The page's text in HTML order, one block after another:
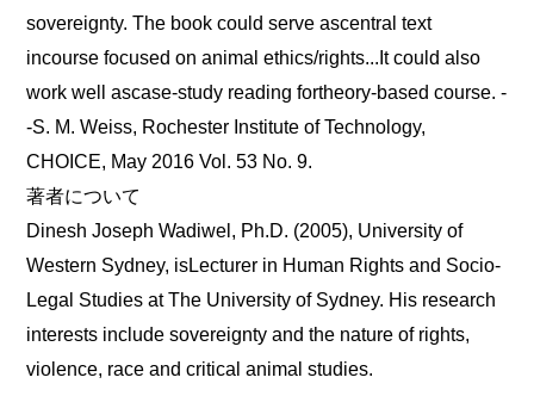
sovereignty. The book could serve ascentral text
incourse focused on animal ethics/rights...It could also
work well ascase-study reading fortheory-based course. -
-S. M. Weiss, Rochester Institute of Technology,
CHOICE, May 2016 Vol. 53 No. 9.
著者について
Dinesh Joseph Wadiwel, Ph.D. (2005), University of
Western Sydney, isLecturer in Human Rights and Socio-
Legal Studies at The University of Sydney. His research
interests include sovereignty and the nature of rights,
violence, race and critical animal studies.